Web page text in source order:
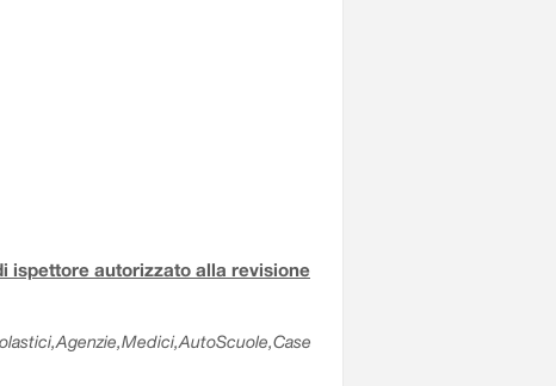
ispettore autorizzato alla revisione